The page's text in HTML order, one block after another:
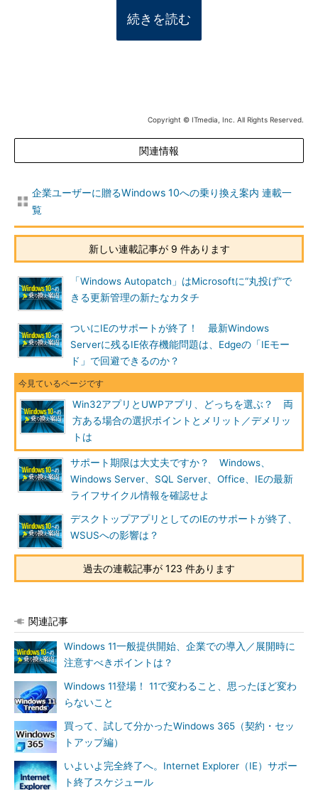
続きを読む
Copyright © ITmedia, Inc. All Rights Reserved.
関連情報
企業ユーザーに贈るWindows 10への乗り換え案内 連載一
覧
新しい連載記事が 9 件あります
「Windows Autopatch」はMicrosoftに“丸投げ”で
きる更新管理の新たなカタチ
ついにIEのサポートが終了！ 最新Windows
Serverに残るIE依存機能問題は、Edgeの「IEモー
ド」で回避できるのか？
Win32アプリとUWPアプリ、どっちを選ぶ？ 両
方ある場合の選択ポイントとメリット／デメリッ
トは
サポート期限は大丈夫ですか？ Windows、
Windows Server、SQL Server、Office、IEの最新
ライフサイクル情報を確認せよ
デスクトップアプリとしてのIEのサポートが終了、
WSUSへの影響は？
過去の連載記事が 123 件あります
関連記事
Windows 11一般提供開始、企業での導入／展開時に
注意すべきポイントは？
Windows 11登場！ 11で変わること、思ったほど変わ
らないこと
買って、試して分かったWindows 365（契約・セッ
トアップ編）
いよいよ完全終了へ。Internet Explorer（IE）サポー
ト終了スケジュール